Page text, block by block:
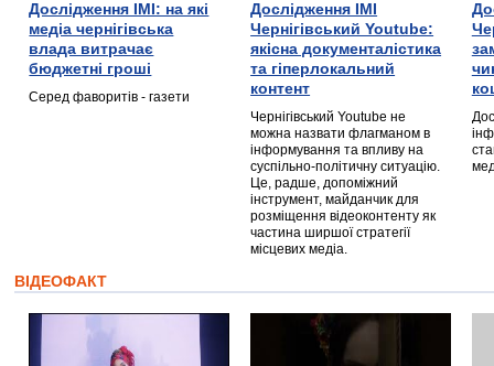
Дослідження ІМІ: на які
медіа чернігівська
влада витрачає
бюджетні гроші
Серед фаворитів - газети
Дослідження ІМІ
Чернігівський Youtube:
якісна документалістика
та гіперлокальний
контент
Чернігівський Youtube не
можна назвати флагманом в
інформування та впливу на
суспільно-політичну ситуацію.
Це, радше, допоміжний
інструмент, майданчик для
розміщення відеоконтенту як
частина ширшої стратегії
місцевих медіа.
ВІДЕОФАКТ